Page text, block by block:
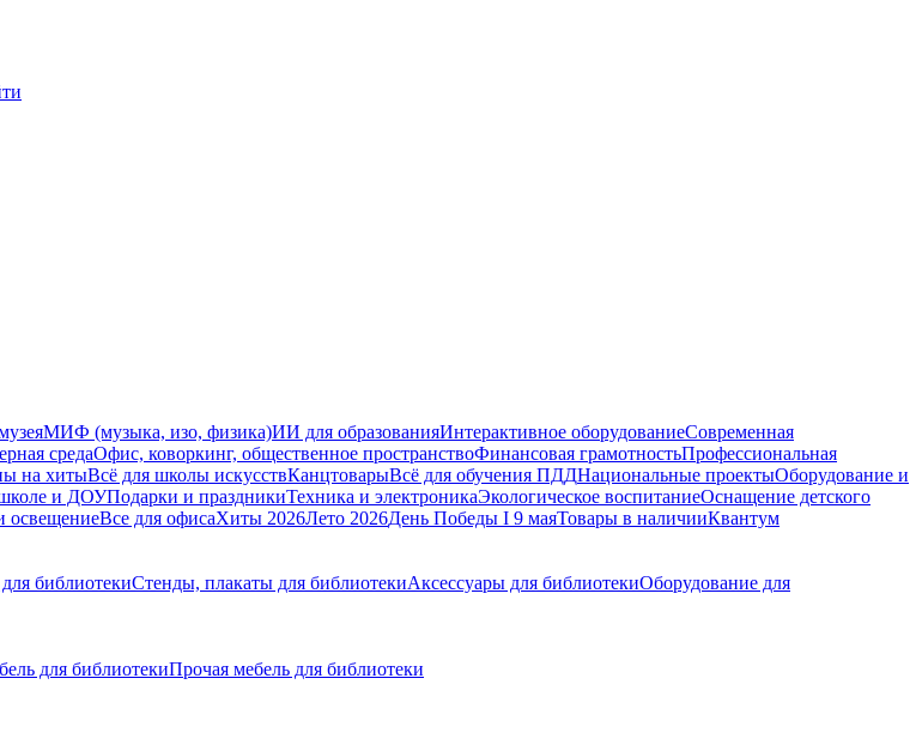
МИФ (музыка, изо, физика)ИИ для образованияИнтерактивное оборудованиеСовременная
средаОфис, коворкинг, общественное пространствоФинансовая грамотностьПрофессиональная
на хитыВсё для школы искусствКанцтоварыВсё для обучения ПДДНациональные проектыОборудование и
школе и ДОУПодарки и праздникиТехника и электроникаЭкологическое воспитаниеОснащение детского
освещениеВсе для офисаХиты 2026Лето 2026День Победы I 9 маяТовары в наличииКвантум
библиотекиСтенды, плакаты для библиотекиАксессуары для библиотекиОборудование для
для библиотекиПрочая мебель для библиотеки